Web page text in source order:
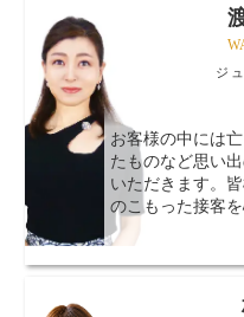
ジ
お客様の中には
たものなど思い
いただきます。
のこもった接客を